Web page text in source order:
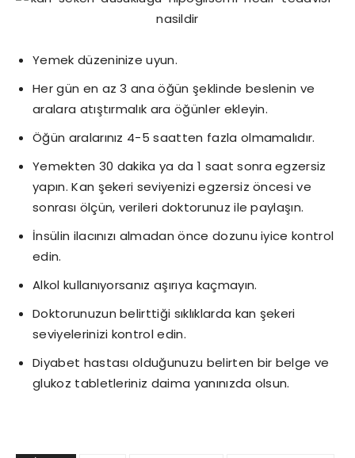
Yemek düzeninize uyun.
Her gün en az 3 ana öğün şeklinde beslenin ve
aralara atıştırmalık ara öğünler ekleyin.
Öğün aralarınız 4-5 saatten fazla olmamalıdır.
Yemekten 30 dakika ya da 1 saat sonra egzersiz
yapın. Kan şekeri seviyenizi egzersiz öncesi ve
sonrası ölçün, verileri doktorunuz ile paylaşın.
İnsülin ilacınızı almadan önce dozunu iyice kontrol
edin.
Alkol kullanıyorsanız aşırıya kaçmayın.
Doktorunuzun belirttiği sıklıklarda kan şekeri
seviyelerinizi kontrol edin.
Diyabet hastası olduğunuzu belirten bir belge ve
glukoz tabletleriniz daima yanınızda olsun.